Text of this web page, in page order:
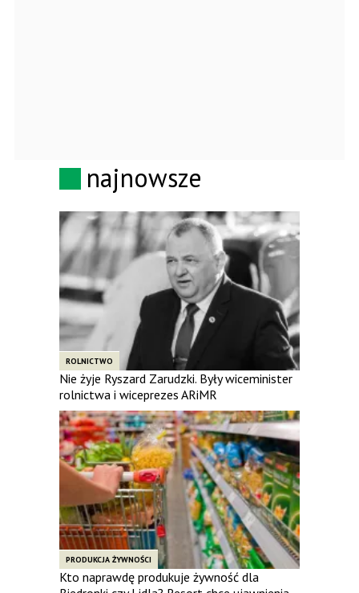
najnowsze
ROLNICTWO
Nie żyje Ryszard Zarudzki. Były wiceminister
rolnictwa i wiceprezes ARiMR
PRODUKCJA ŻYWNOŚCI
Kto naprawdę produkuje żywność dla